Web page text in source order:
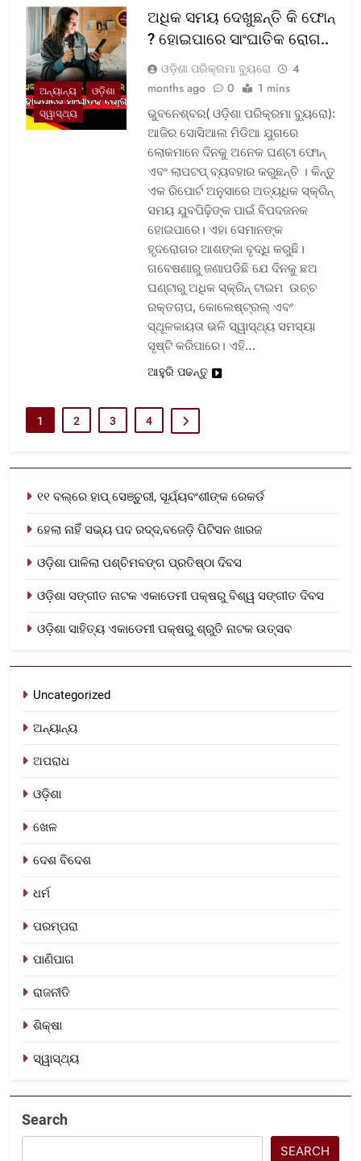
ଅନ୍ୟାନ୍ୟ
ଓଡ଼ିଶା
ସ୍ୱାସ୍ଥ୍ୟ
ଅଧିକ ସମୟ ଦେଖୁଛନ୍ତି କି ଫୋନ୍
? ହୋଇପାରେ ସାଂଘାତିକ ରୋଗ..
ଓଡ଼ିଶା ପରିକ୍ରମା ବ୍ୟୁରୋ
4
months ago
0 1 mins
ଭୁବନେଶ୍ବର( ଓଡ଼ିଶା ପରିକ୍ରମା ବ୍ୟୁରୋ):
ଆଜିର ସୋସିଆଲ ମିଡିଆ ଯୁଗରେ
ଲୋକମାନେ ଦିନକୁ ଅନେକ ଘଣ୍ଟା ଫୋନ୍
ଏବଂ ଲାପଟପ୍ ବ୍ୟବହାର କରୁଛନ୍ତି । କିନ୍ତୁ
ଏକ ରିପୋର୍ଟ ଅନୁସାରେ ଅତ୍ୟଧିକ ସ୍କ୍ରିନ୍
ସମୟ ଯୁବପିଢ଼ିଙ୍କ ପାଇଁ ବିପଦଜନକ
ହୋଇପାରେ। ଏହା ସେମାନଙ୍କ
ହୃଦରୋଗର ଆଶଙ୍କା ବୃଦ୍ଧି କରୁଛି।
ଗବେଷଣାରୁ ଜଣାପଡିଛି ଯେ ଦିନକୁ ଛଅ
ଘଣ୍ଟାରୁ ଅଧିକ ସ୍କ୍ରିନ୍ ଟାଇମ ଉଚ୍ଚ
ରକ୍ତଚାପ, କୋଲେଷ୍ଟ୍ରଲ୍ ଏବଂ
ସ୍ଥୂଳକାୟତା ଭଳି ସ୍ୱାସ୍ଥ୍ୟ ସମସ୍ୟା
ସୃଷ୍ଟି କରିପାରେ। ଏହି…
ଆହୁରି ପଢନ୍ତୁ
1 2 3 4
୧୧ ବଲ୍‌ରେ ହାପ୍ ସେଞ୍ଚୁରୀ, ସୂର୍ଯ୍ୟବଂଶୀଙ୍କ ରେକର୍ଡ
ହେଲା ନାହିଁ ସଭ୍ୟ ପଦ ରଦ୍ଦ,ବଜେଡ଼ି ପିଟିସନ ଖାରଜ
ଓଡ଼ିଶା ପାଳିଲା ପଶ୍ଚିମବଙ୍ଗ ପ୍ରତିଷ୍ଠା ଦିବସ
ଓଡ଼ିଶା ସଙ୍ଗୀତ ନାଟକ ଏକାଡେମୀ ପକ୍ଷରୁ ବିଶ୍ୱ ସଙ୍ଗୀତ ଦିବସ
ଓଡ଼ିଶା ସାହିତ୍ୟ ଏକାଡେମୀ ପକ୍ଷରୁ ଶ୍ରୁତି ନାଟକ ଉତ୍ସବ
Uncategorized
ଅନ୍ୟାନ୍ୟ
ଅପରାଧ
ଓଡ଼ିଶା
ଖେଳ
ଦେଶ ବିଦେଶ
ଧର୍ମ
ପରମ୍ପରା
ପାଣିପାଗ
ରାଜନୀତି
ଶିକ୍ଷା
ସ୍ୱାସ୍ଥ୍ୟ
Search
SEARCH